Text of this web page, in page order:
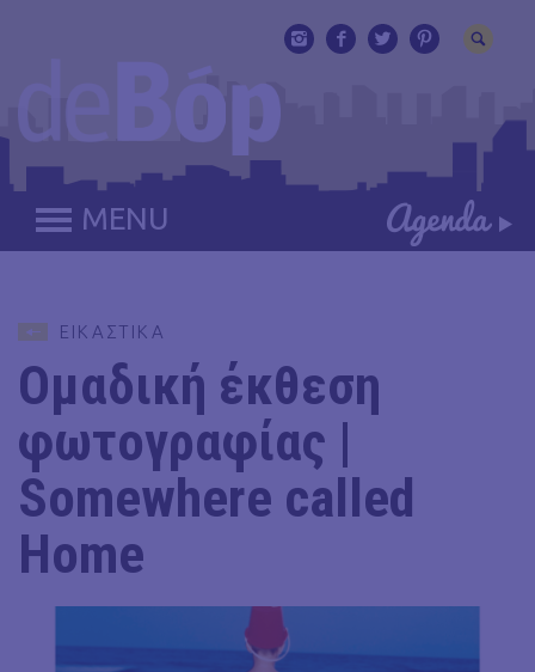
MENU
ΕΙΚΑΣΤΙΚΑ
Ομαδική έκθεση
φωτογραφίας |
Somewhere called
Home